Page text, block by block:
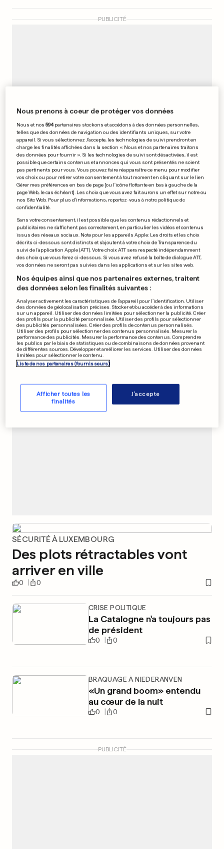
PUBLICITÉ
ÉLECTRO
Charlotte Gainsbourg livre
un album personnel
0 0
GASTRONOMIE AU LUXEMBOURG
Quand un chef étoilé croque
les légumes locaux
0
ÉPREUVE CYCLISTE
Thomas De Gendt fait coup
double en Catalogne
0 0
PUBLICITÉ
SÉCURITÉ À LUXEMBOURG
Des plots rétractables vont
arriver en ville
0 0
CRISE POLITIQUE
La Catalogne n'a toujours pas
de président
0 0
BRAQUAGE À NIEDERANVEN
«Un grand boom» entendu
au cœur de la nuit
0 0
PUBLICITÉ
Nous prenons à coeur de protéger vos données
Nous et nos594partenaires stockons et accédons à des données personnelles,
telles que des données de navigation ou des identifiants uniques, sur votre
appareil. Si vous sélectionnez J'accepte, les technologies de suivi prendront en
charge les finalités affichées dans la section « Nous et nos partenaires traitons
des données pour fournir ». Si les technologies de suivi sont désactivées, il est
possible que certains contenus et annonces qui vous sont présentés ne soient
pas pertinents pour vous. Vous pouvez faire réapparaître ce menu pour modifier
vos choix ou pour retirer votre consentement à tout moment en cliquant sur le lien
Gérer mes préférences en bas de page [ou l'icône flottante en bas à gauche de la
page Web, le cas échéant]. Les choix que vous avez fait aurons un effet sur notre ou
nos Site Web. Pour plus d’informations, reportez-vous à notre politique de
confidentialité.
Sans votre consentement, il est possible que les contenus rédactionnels et
publicitaires ne s'affichent pas correctement, en particulier les vidéos et contenus
issus des réseaux sociaux. Note pour les appareils Apple: Les droits et les choix
décrits ci-dessous sont distincts et s'ajoutent à votre choix de Transparence du
suivi de l'application Apple (ATT). Votre choix ATT sera respecté indépendamment
des choix que vous ferez ci-dessous. Si vous avez refusé la boîte de dialogue ATT,
vos données ne seront pas suivies dans les applications et sur les sites web.
Nos équipes ainsi que nos partenaires externes, traitent
des données selon les finalités suivantes :
Analyser activement les caractéristiques de l’appareil pour l’identification. Utiliser
des données de géolocalisation précises. Stocker et/ou accéder à des informations
sur un appareil. Utiliser des données limitées pour sélectionner la publicité. Créer
des profils pour la publicité personnalisée. Utiliser des profils pour sélectionner
des publicités personnalisées. Créer des profils de contenus personnalisés.
Utiliser des profils pour sélectionner des contenus personnalisés. Mesurer la
performance des publicités. Mesurer la performance des contenus. Comprendre
les publics par le biais de statistiques ou de combinaisons de données provenant
de différentes sources. Développer et améliorer les services. Utiliser des données
limitées pour sélectionner le contenu.
Liste de nos partenaires (fournisseurs)
Afficher toutes les
finalités
J'accepte